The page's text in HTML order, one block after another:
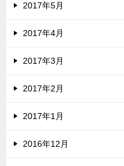
2017年5月
2017年4月
2017年3月
2017年2月
2017年1月
2016年12月